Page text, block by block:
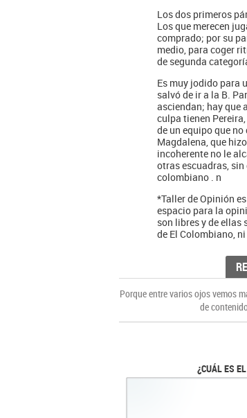
Los dos primeros
Los que merecen
comprado; por su
medio, para coger
de segunda
Es muy jodido para
salvó de ir a la B.
asciendan; hay que
culpa tienen
de un equipo que
Magdalena, que
incoherente no le
otras escuadras,
colombiano . n
*Taller de Opinión
espacio para la
son libres y de ellas
de El Colombiano,
Porque entre varios ojos vemos
de
¿CUÁL ES